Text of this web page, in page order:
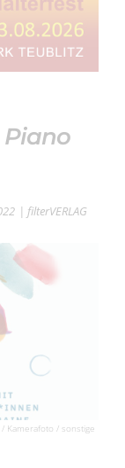
| filterVERLAG
Kamerafoto / sonstige